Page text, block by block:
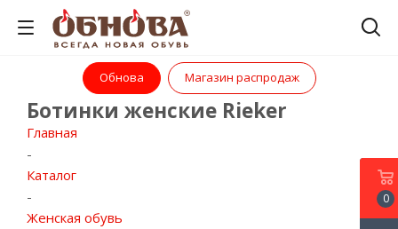
Обнова Магазин распродаж
Ботинки женские Rieker
Главная
-
Каталог
-
Женская обувь
0